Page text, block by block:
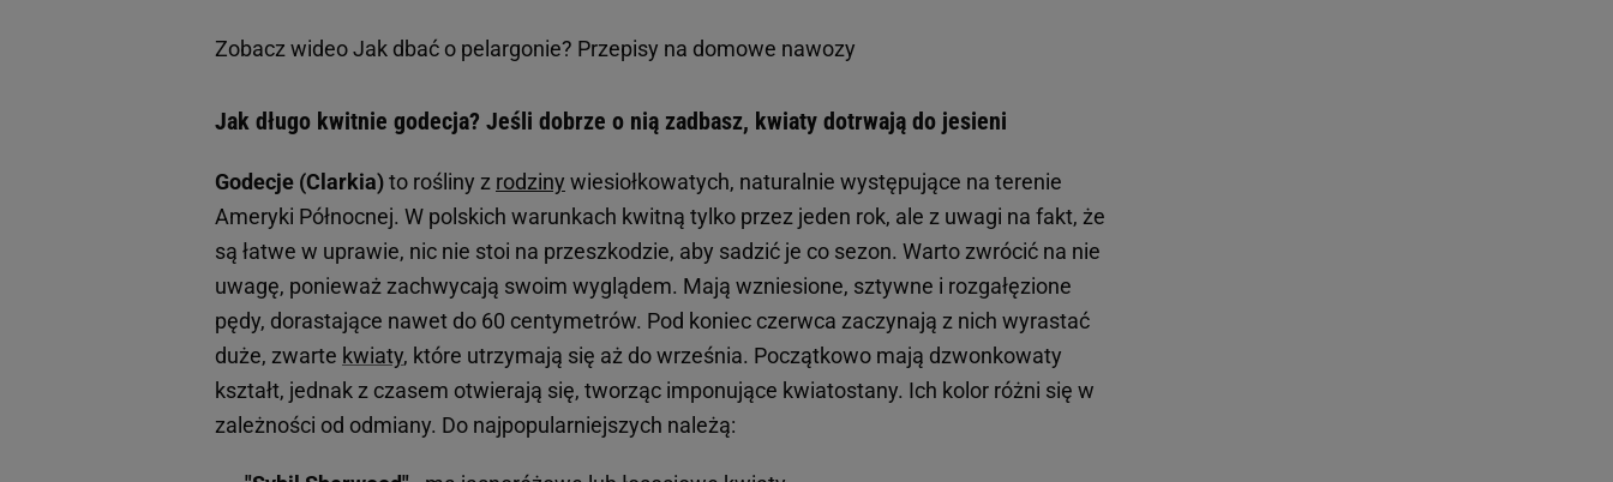
Zobacz wideoJak dbać o pelargonie? Przepisy na domowe nawozy
Jak długo kwitnie godecja? Jeśli dobrze o nią zadbasz, kwiaty dotrwają do jesieni
Godecje (Clarkia)to rośliny z rodziny wiesiołkowatych, naturalnie występujące na terenie
Ameryki Północnej. W polskich warunkach kwitną tylko przez jeden rok, ale z uwagi na fakt, że
są łatwe w uprawie, nic nie stoi na przeszkodzie, aby sadzić je co sezon. Warto zwrócić na nie
uwagę, ponieważ zachwycają swoim wyglądem. Mają wzniesione, sztywne i rozgałęzione
pędy, dorastające nawet do 60 centymetrów. Pod koniec czerwca zaczynają z nich wyrastać
duże, zwarte kwiaty, które utrzymają się aż do września. Początkowo mają dzwonkowaty
kształt, jednak z czasem otwierają się, tworząc imponujące kwiatostany. Ich kolor różni się w
zależności od odmiany. Do najpopularniejszych należą: